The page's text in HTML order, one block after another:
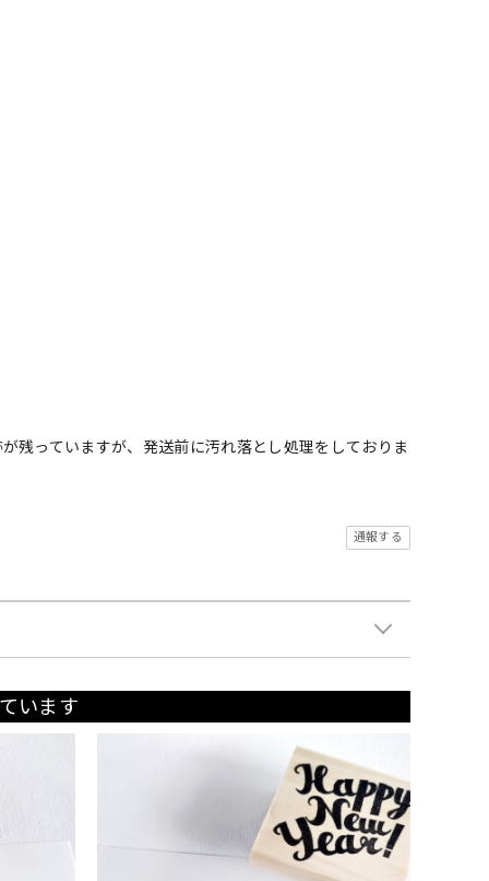
残っていますが、発送前に汚れ落とし処理をしておりま
通報する
います